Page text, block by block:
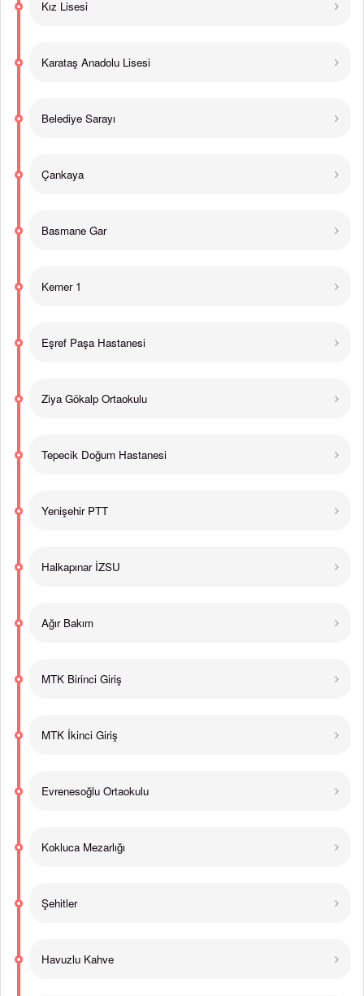
Kız Lisesi
Karataş Anadolu Lisesi
Belediye Sarayı
Çankaya
Basmane Gar
Kemer 1
Eşref Paşa Hastanesi
Ziya Gökalp Ortaokulu
Tepecik Doğum Hastanesi
Yenişehir PTT
Halkapınar İZSU
Ağır Bakım
MTK Birinci Giriş
MTK İkinci Giriş
Evrenesoğlu Ortaokulu
Kokluca Mezarlığı
Şehitler
Havuzlu Kahve